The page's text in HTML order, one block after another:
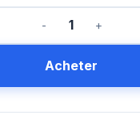
Acheter